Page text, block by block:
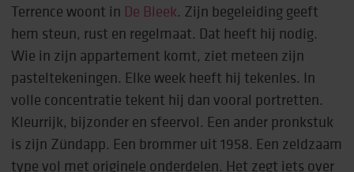
Terrence woont in De Bleek. Zijn begeleiding geeft
hem steun, rust en regelmaat. Dat heeft hij nodig.
Wie in zijn appartement komt, ziet meteen zijn
pasteltekeningen. Elke week heeft hij tekenles. In
volle concentratie tekent hij dan vooral portretten.
Kleurrijk, bijzonder en sfeervol. Een ander pronkstuk
is zijn Zündapp. Een brommer uit 1958. Een zeldzaam
type vol met originele onderdelen. Het zegt iets over